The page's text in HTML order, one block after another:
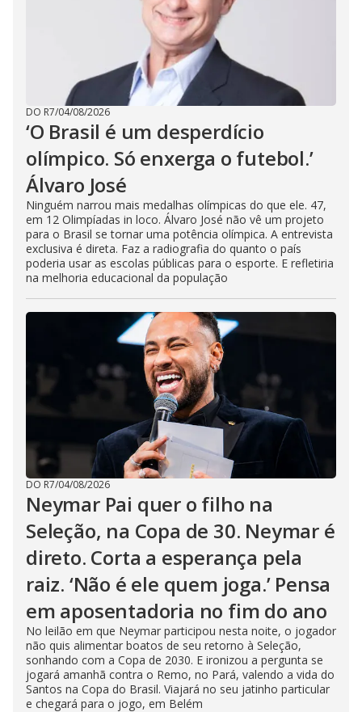
DO R7/04/08/2026
‘O Brasil é um desperdício
olímpico. Só enxerga o futebol.’
Álvaro José
Ninguém narrou mais medalhas olímpicas do que ele. 47,
em 12 Olimpíadas in loco. Álvaro José não vê um projeto
para o Brasil se tornar uma potência olímpica. A entrevista
exclusiva é direta. Faz a radiografia do quanto o país
poderia usar as escolas públicas para o esporte. E refletiria
na melhoria educacional da população
DO R7/04/08/2026
Neymar Pai quer o filho na
Seleção, na Copa de 30. Neymar é
direto. Corta a esperança pela
raiz. ‘Não é ele quem joga.’ Pensa
em aposentadoria no fim do ano
No leilão em que Neymar participou nesta noite, o jogador
não quis alimentar boatos de seu retorno à Seleção,
sonhando com a Copa de 2030. E ironizou a pergunta se
jogará amanhã contra o Remo, no Pará, valendo a vida do
Santos na Copa do Brasil. Viajará no seu jatinho particular
e chegará para o jogo, em Belém